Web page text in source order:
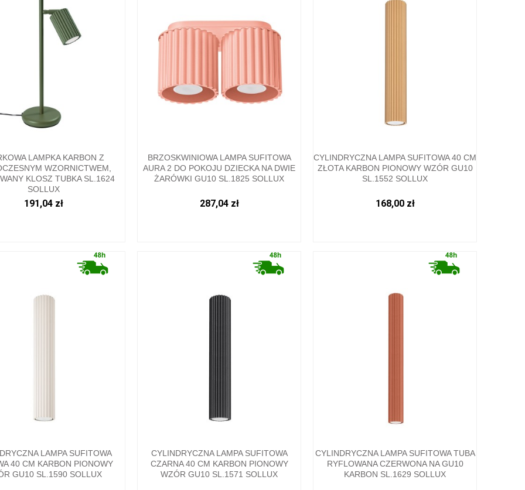
LAMPKA KARBON Z
WZORNICTWEM,
KLOSZ TUBKA SL.1624
SOLLUX
191,04 zł
BRZOSKWINIOWA LAMPA SUFITOWA
AURA 2 DO POKOJU DZIECKA NA DWIE
ŻARÓWKI GU10 SL.1825 SOLLUX
287,04 zł
CYLINDRYCZNA LAMPA SUFITOWA 40 CM
ZŁOTA KARBON PIONOWY WZÓR GU10
SL.1552 SOLLUX
168,00 zł
LAMPA SUFITOWA
40 CM KARBON PIONOWY
GU10 SL.1590 SOLLUX
CYLINDRYCZNA LAMPA SUFITOWA
CZARNA 40 CM KARBON PIONOWY
WZÓR GU10 SL.1571 SOLLUX
CYLINDRYCZNA LAMPA SUFITOWA TUBA
RYFLOWANA CZERWONA NA GU10
KARBON SL.1629 SOLLUX